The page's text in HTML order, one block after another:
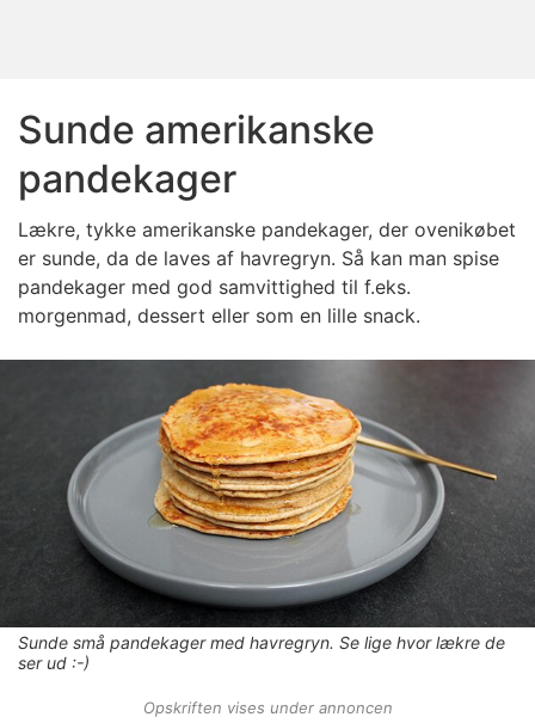
Sunde amerikanske
pandekager
Lækre, tykke amerikanske pandekager, der ovenikøbet
er sunde, da de laves af havregryn. Så kan man spise
pandekager med god samvittighed til f.eks.
morgenmad, dessert eller som en lille snack.
Sunde små pandekager med havregryn. Se lige hvor lækre de
ser ud :-)
Opskriften vises under annoncen